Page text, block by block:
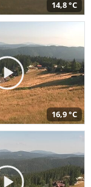
14,8 °C
16,9 °C